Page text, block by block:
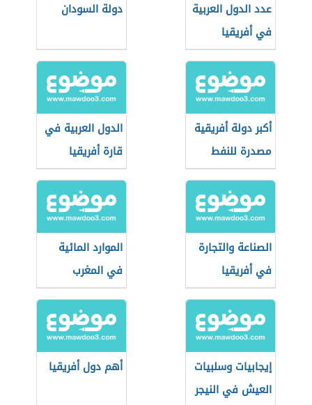
عدد الدول العربية
في أفريقيا
دولة السودان
أكبر دولة أفريقية
مصدرة للنفط
الدول العربية في
قارة أفريقيا
الصناعة والتجارة
في أفريقيا
وتاريخهما
الموارد المائية
في المغرب
إيجابيات وسلبيات
العيش في النيجر
أهم دول أفريقيا